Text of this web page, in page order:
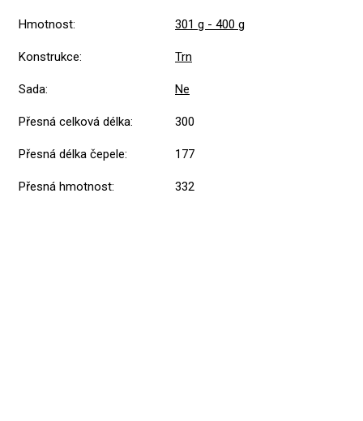
Hmotnost: 301 g - 400 g
Konstrukce: Trn
Sada: Ne
Přesná celková délka: 300
Přesná délka čepele: 177
Přesná hmotnost: 332